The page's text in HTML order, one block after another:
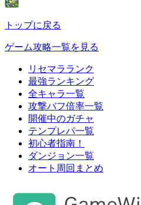
トップに戻る
ゲーム攻略一覧を見る
リセマラランク
最強ランキング
全キャラ一覧
攻撃バフ倍率一覧
開催中のガチャ
テンプレパ一覧
初心者指南！
ダンジョン一覧
オート周回まとめ